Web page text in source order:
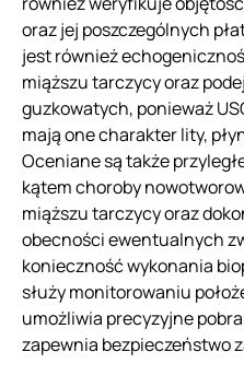
oraz jej poszczególnych
jest również
miąższu tarczycy oraz
guzkowatych, ponieważ
mają one charakter lity,
Oceniane są także
kątem choroby
miąższu tarczycy oraz
obecności ewentualnych
konieczność wykonania
służy monitorowaniu
umożliwia precyzyjne
zapewnia bezpieczeństwo